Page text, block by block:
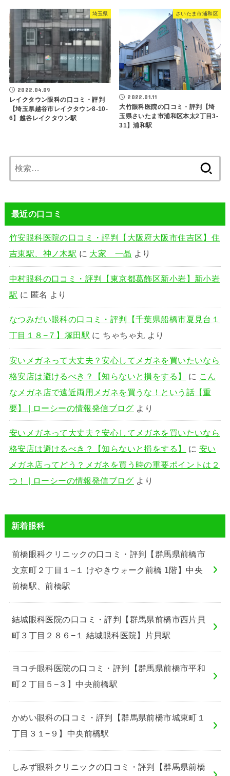
埼玉県
2022.04.09
レイクタウン眼科の口コミ・評判
【埼玉県越谷市レイクタウン8-10-
6】越谷レイクタウン駅
さいたま市浦和区
2022.01.11
大竹眼科医院の口コミ・評判【埼
玉県さいたま市浦和区本太2丁目3-
31】浦和駅
索:
最近の口コミ
竹安眼科医院の口コミ・評判【大阪府大阪市住吉区】住
吉東駅、神ノ木駅 に 大家 一晶 より
中村眼科の口コミ・評判【東京都葛飾区新小岩】新小岩
駅 に 匿名 より
なつみだい眼科の口コミ・評判【千葉県船橋市夏見台１
丁目１８−７】塚田駅 に ちゃちゃ丸 より
安いメガネって大丈夫？安心してメガネを買いたいなら
格安店は避けるべき？【知らないと損をする】
に こん
なメガネ店で遠近両用メガネを買うな！という話【重
要】 | ローシーの情報発信ブログ より
安いメガネって大丈夫？安心してメガネを買いたいなら
格安店は避けるべき？【知らないと損をする】
に 安い
メガネ店ってどう？メガネを買う時の重要ポイントは２
つ！ | ローシーの情報発信ブログ より
新着眼科
前橋眼科クリニックの口コミ・評判【群馬県前橋市
文京町２丁目１−１ けやきウォーク前橋 1階】中央
前橋駅、前橋駅
結城眼科医院の口コミ・評判【群馬県前橋市西片貝
町３丁目２８６−１ 結城眼科医院】片貝駅
ヨコチ眼科医院の口コミ・評判【群馬県前橋市平和
町２丁目５−３】中央前橋駅
かめい眼科の口コミ・評判【群馬県前橋市城東町１
丁目３１−９】中央前橋駅
しみず眼科クリニックの口コミ・評判【群馬県前橋